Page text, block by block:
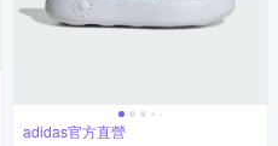
adidas官方直營